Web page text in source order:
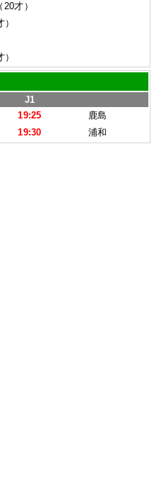
（20才）
）
）
J1
19:25
鹿島
19:30 浦和